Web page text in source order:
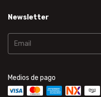
Newsletter
Medios de pago